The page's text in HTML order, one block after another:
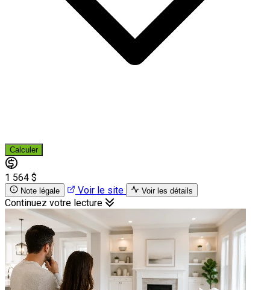
Calculer
1 564 $
Note légale Voir le site Voir les détails
Continuez votre lecture